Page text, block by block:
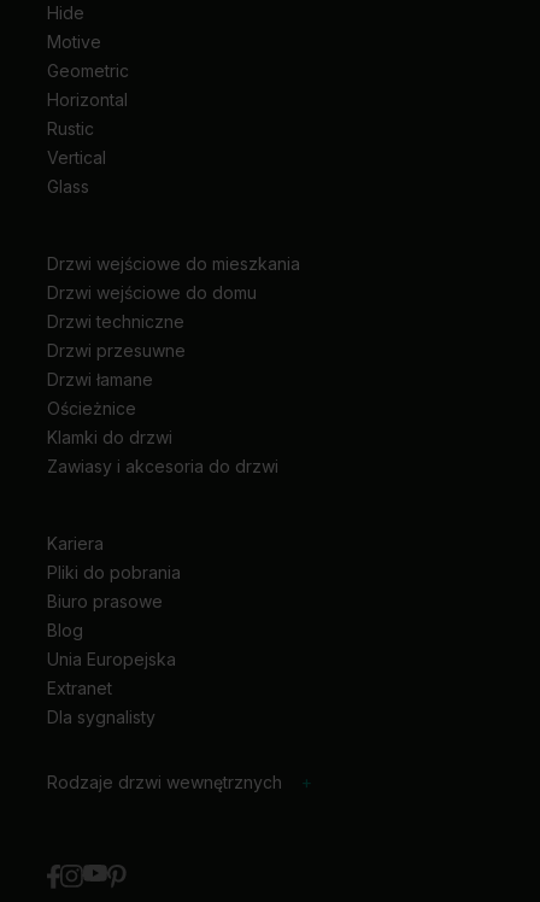
Hide
Motive
Geometric
Horizontal
Rustic
Vertical
Glass
Drzwi wejściowe do mieszkania
Drzwi wejściowe do domu
Drzwi techniczne
Drzwi przesuwne
Drzwi łamane
Ościeżnice
Klamki do drzwi
Zawiasy i akcesoria do drzwi
Kariera
Pliki do pobrania
Biuro prasowe
Blog
Unia Europejska
Extranet
Dla sygnalisty
Rodzaje drzwi wewnętrznych +